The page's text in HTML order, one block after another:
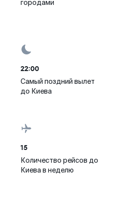
городами
22:00
Самый поздний вылет
до Киева
15
Количество рейсов до
Киева в неделю